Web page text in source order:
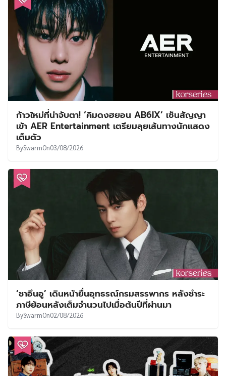
ก้าวใหม่ที่น่าจับตา! ‘คิมดงฮยอน AB6IX’ เซ็นสัญญา
เข้า AER Entertainment เตรียมลุยเส้นทางนักแสดง
เต็มตัว
BySwarmOn03/08/2026
‘ชาอึนอู’ เดินหน้ายื่นอุทธรณ์กรมสรรพากร หลังชำระ
ภาษีย้อนหลังเต็มจำนวนไปเมื่อต้นปีที่ผ่านมา
BySwarmOn02/08/2026